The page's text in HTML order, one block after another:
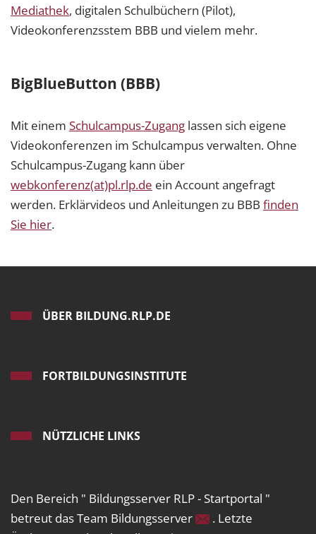
Mediathek, digitalen Schulbüchern (Pilot),
Videokonferenzsstem BBB und vielem mehr.
BigBlueButton (BBB)
Mit einem Schulcampus-Zugang lassen sich eigene
Videokonferenzen im Schulcampus verwalten. Ohne
Schulcampus-Zugang kann über
webkonferenz(at)pl.rlp.de ein Account angefragt
werden. Erklärvideos und Anleitungen zu BBB finden
Sie hier.
ÜBER BILDUNG.RLP.DE
FORTBILDUNGSINSTITUTE
NÜTZLICHE LINKS
Den Bereich " Bildungsserver RLP - Startportal "
betreut das Team Bildungsserver
. Letzte